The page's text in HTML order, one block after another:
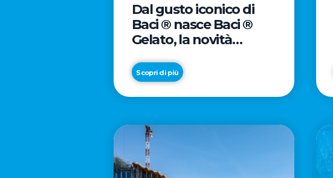
Dal gusto iconico di
Baci ® nasce Baci ®
Gelato, la novità
Scopri di più